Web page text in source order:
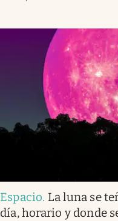
Espacio. La luna se
día, horario y donde